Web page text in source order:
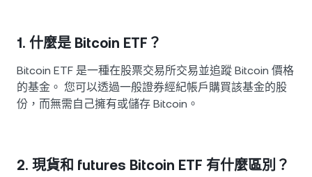
1. 什麼是 Bitcoin ETF？
Bitcoin ETF 是一種在股票交易所交易並追蹤 Bitcoin 價格
的基金。 您可以透過一般證券經紀帳戶購買該基金的股
份，而無需自己擁有或儲存 Bitcoin。
2. 現貨和 futures Bitcoin ETF 有什麼區別？